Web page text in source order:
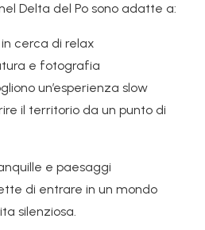
Delta del Po sono adatte a:
cerca di relax
e fotografia
un’esperienza slow
il territorio da un punto di
e paesaggi
di entrare in un mondo
silenziosa.